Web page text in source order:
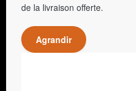
de la livraison offerte.
Agrandir